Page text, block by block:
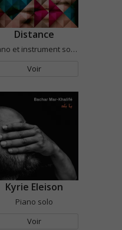
Distance
Piano et instrument soliste
Voir
Kyrie Eleison
Piano solo
Voir